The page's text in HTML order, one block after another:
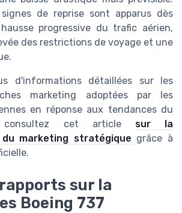
signes de reprise sont apparus dès
progressive du trafic aérien,
des restrictions de voyage et une
d'informations détaillées sur les
marketing adoptées par les
en réponse aux tendances du
consultez cet article sur la
marketing stratégique grâce à
sur la
Boeing 737